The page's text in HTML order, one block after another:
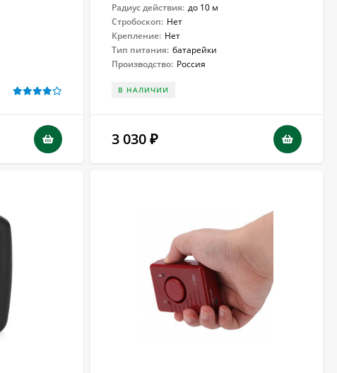
Радиус действия: до 10 м
Стробоскоп: Нет
Крепление: Нет
Тип питания: батарейки
Производство: Россия
В НАЛИЧИИ
3 030 ₽